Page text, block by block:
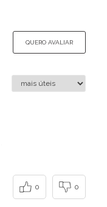
QUERO AVALIAR
0 0